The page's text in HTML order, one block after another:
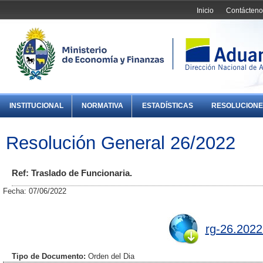
Inicio
INSTITUCIONAL NORMATIVA ESTADÍSTICAS
Resolución General 26/2022
Ref: Traslado de Funcionaria.
Fecha: 07/06/2022
rg-
Tipo de Documento: Orden del Dia